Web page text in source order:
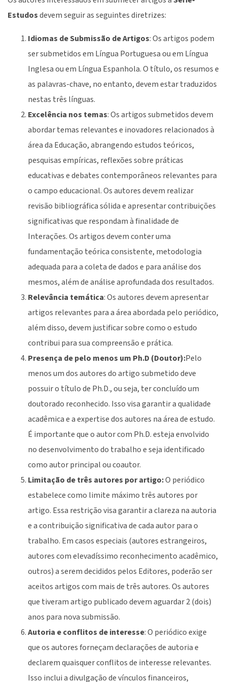
Estudosdevem seguir as seguintes diretrizes:
Idiomas de Submissão de Artigos: Os artigos podem
ser submetidos em Língua Portuguesa ou em Língua
Inglesa ou em Língua Espanhola. O título, os resumos e
as palavras-chave, no entanto, devem estar traduzidos
nestas três línguas.
Excelência nos temas: Os artigos submetidos devem
abordar temas relevantes e inovadores relacionados à
área da Educação, abrangendo estudos teóricos,
pesquisas empíricas, reflexões sobre práticas
educativas e debates contemporâneos relevantes para
o campo educacional. Os autores devem realizar
revisão bibliográfica sólida e apresentar contribuições
significativas que respondam à finalidade de
Interações. Os artigos devem conter uma
fundamentação teórica consistente, metodologia
adequada para a coleta de dados e para análise dos
mesmos, além de análise aprofundada dos resultados.
Relevância temática: Os autores devem apresentar
artigos relevantes para a área abordada pelo periódico,
além disso, devem justificar sobre como o estudo
contribui para sua compreensão e prática.
Presença de pelo menos um Ph.D (Doutor):Pelo
menos um dos autores do artigo submetido deve
possuir o título de Ph.D., ou seja, ter concluído um
doutorado reconhecido. Isso visa garantir a qualidade
acadêmica e a expertise dos autores na área de estudo.
É importante que o autor com Ph.D. esteja envolvido
no desenvolvimento do trabalho e seja identificado
como autor principal ou coautor.
Limitação de três autores por artigo:O periódico
estabelece como limite máximo três autores por
artigo. Essa restrição visa garantir a clareza na autoria
e a contribuição significativa de cada autor para o
trabalho. Em casos especiais (autores estrangeiros,
autores com elevadíssimo reconhecimento acadêmico,
outros) a serem decididos pelos Editores, poderão ser
aceitos artigos com mais de três autores. Os autores
que tiveram artigo publicado devem aguardar 2 (dois)
anos para nova submissão.
Autoria e conflitos de interesse: O periódico exige
que os autores forneçam declarações de autoria e
declarem quaisquer conflitos de interesse relevantes.
Isso inclui a divulgação de vínculos financeiros,